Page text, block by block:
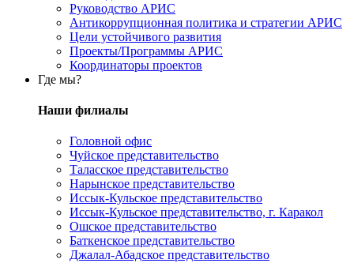
Руководство АРИС
Антикоррупционная политика и стратегии АРИС
Цели устойчивого развития
Проекты/Программы АРИС
Координаторы проектов
Где мы?
Наши филиалы
Головной офис
Чуйское представительство
Таласское представительство
Нарынское представительство
Иссык-Кульское представительство
Иссык-Кульское представительство, г. Каракол
Ошское представительство
Баткенское представительство
Джалал-Абадское представительство